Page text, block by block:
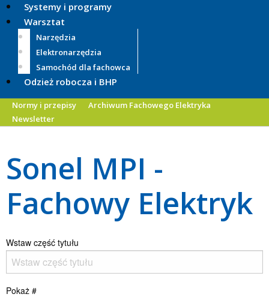
Systemy i programy
Warsztat
Narzędzia
Elektronarzędzia
Samochód dla fachowca
Odzież robocza i BHP
Normy i przepisy
Archiwum Fachowego Elektryka
Newsletter
Sonel MPI -
Fachowy Elektryk
Wstaw część tytułu
Pokaż #